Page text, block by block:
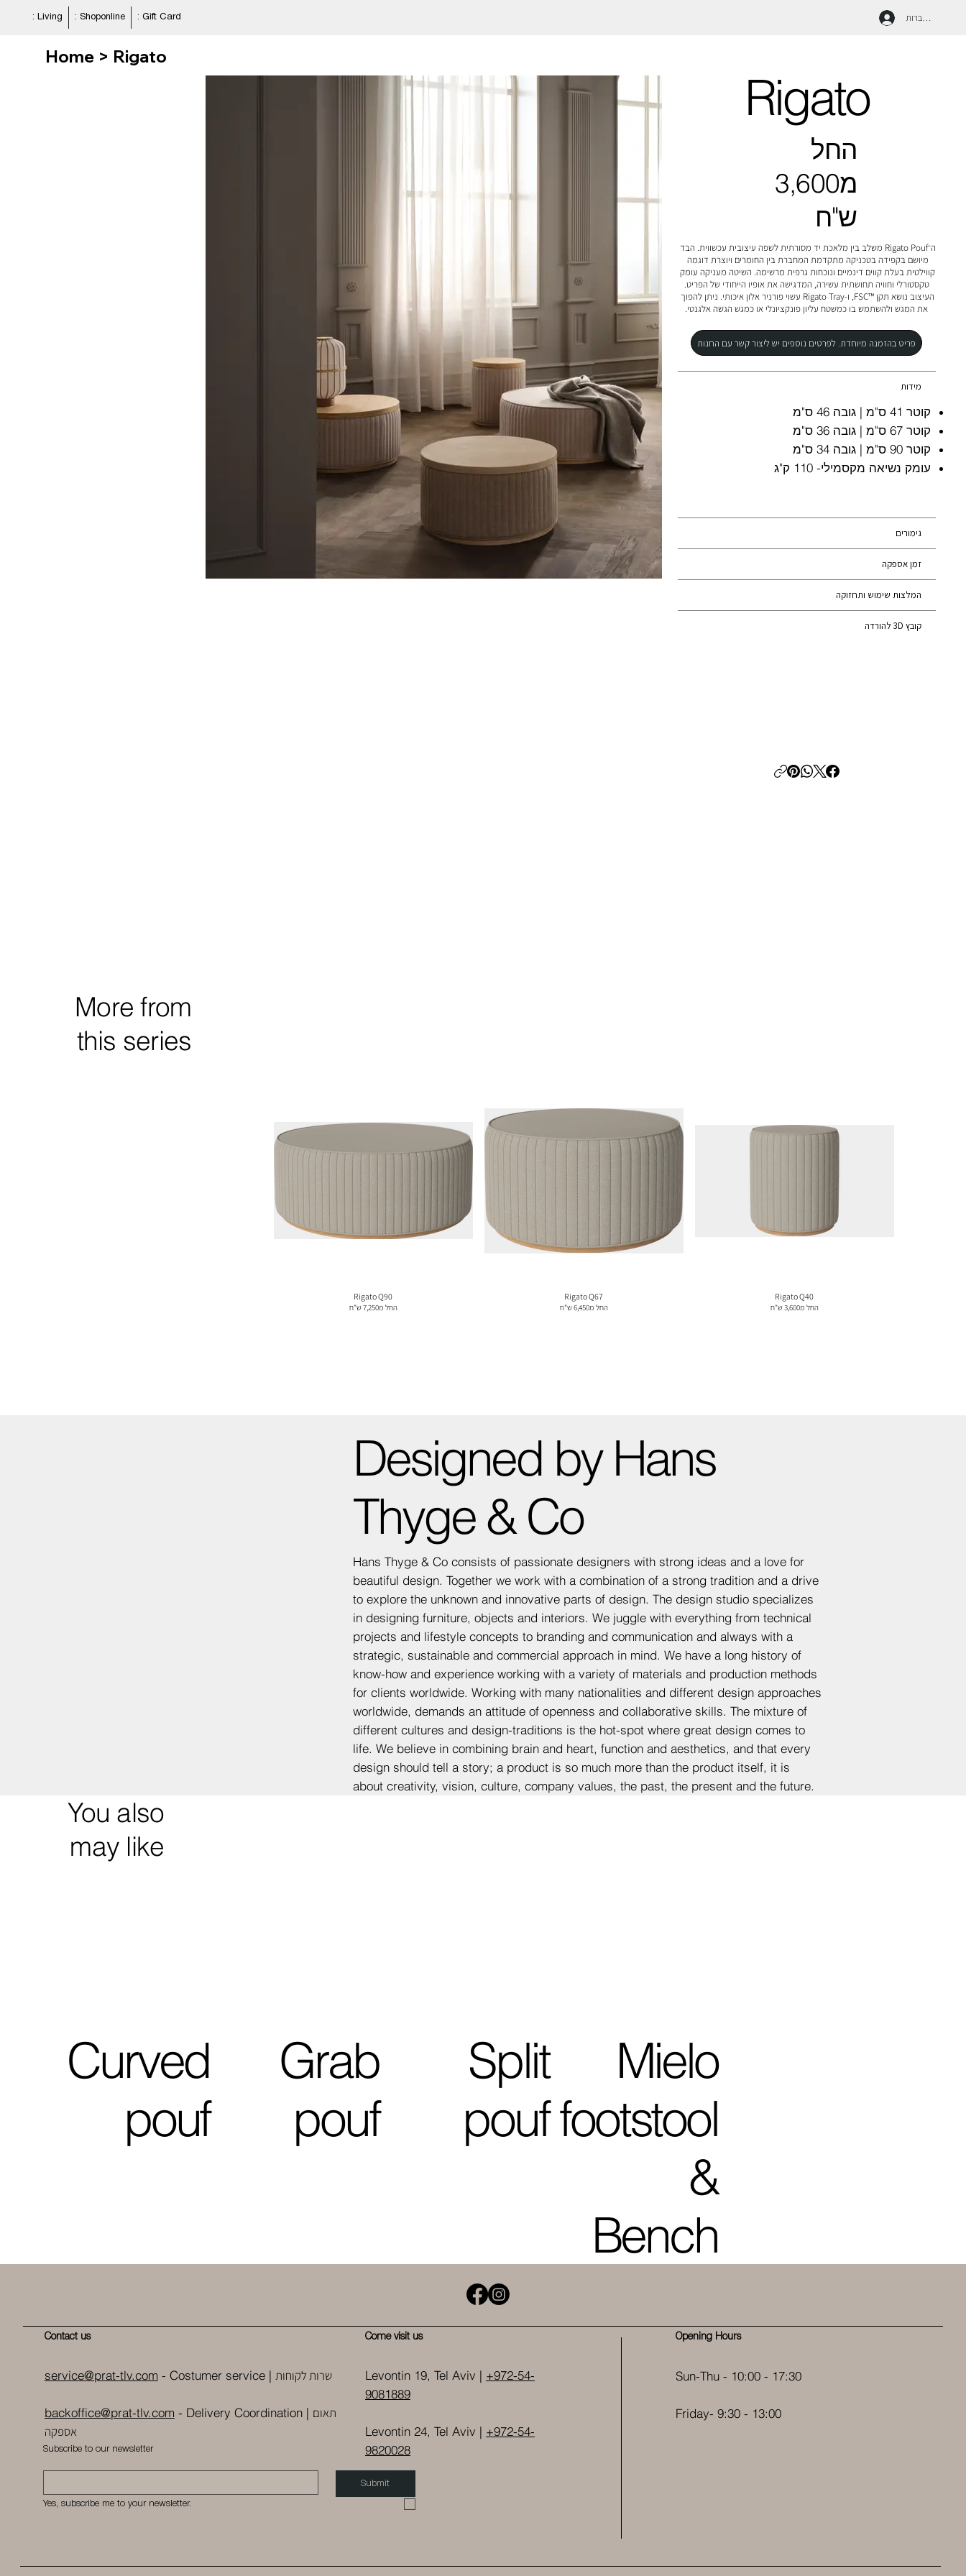
: Living : Shoponline : Gift Card להתחברות
Home > Rigato
Rigato
החל
מ3,600
ש"ח
קווילטית בעלת קווים דינמיים ונוכחות גרפית מרשימה. השיטה מעניקה עומק
העיצוב נושא תקן FSC™‎, ו-Rigato Tray עשוי פורניר אלון איכותי. ניתן להפוך
את המגש ולהשתמש בו כמשטח עליון פונקציונלי או כמגש הגשה אלגנטי.
פריט בהזמנה מיוחדת. לפרטים נוספים יש ליצור קשר עם החנות
מידות
קוטר 41 ס"מ | גובה 46 ס"מ
קוטר 67 ס"מ | גובה 36 ס"מ
קוטר 90 ס"מ | גובה 34 ס"מ
עומק נשיאה מקסמילי- 110 ק"ג
גימורים
זמן אספקה
המלצות שימוש ותחזוקה
קובץ 3D להורדה
More from
this series
Rigato Q40
החל מ3,600 ש"ח
Rigato Q67
החל מ6,450 ש"ח
Rigato Q90
החל מ7,250 ש"ח
Designed by Hans
Thyge & Co
Hans Thyge & Co consists of passionate designers with strong ideas and a love for
beautiful design. Together we work with a combination of a strong tradition and a drive
to explore the unknown and innovative parts of design. The design studio specializes
in designing furniture, objects and interiors. We juggle with everything from technical
projects and lifestyle concepts to branding and communication and always with a
strategic, sustainable and commercial approach in mind. We have a long history of
know-how and experience working with a variety of materials and production methods
for clients worldwide. Working with many nationalities and different design approaches
worldwide, demands an attitude of openness and collaborative skills. The mixture of
different cultures and design-traditions is the hot-spot where great design comes to
life. We believe in combining brain and heart, function and aesthetics, and that every
design should tell a story; a product is so much more than the product itself, it is
about creativity, vision, culture, company values, the past, the present and the future.
Curved
pouf
Grab
pouf
Split
pouf
Mielo
footstool
&
Bench
You also
may like
Opening Hours
Sun-Thu - 10:00 - 17:30
Friday- 9:30 - 13:00
Come visit us
Levontin 19, Tel Aviv | +972-54-
9081889
Levontin 24, Tel Aviv | +972-54-
9820028
Contact us
service@prat-tlv.com - Costumer service | שרות לקוחות
backoffice@prat-tlv.com - Delivery Coordination| תאום
אספקה
Subscribe to our newsletter
Submit
Yes, subscribe me to your newsletter.